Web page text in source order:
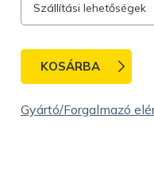
Szállítási lehetőségek
KOSÁRBA
Gyártó/Forgalmazó